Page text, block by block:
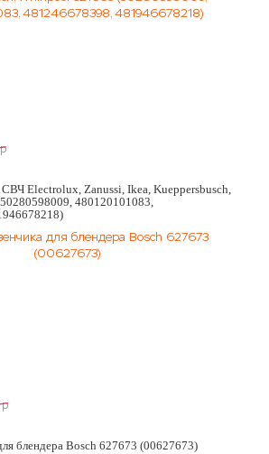
p
Electrolux, Zanussi, Ikea, Kueppersbusch,
480120101083,
p
блендера Bosch 627673 (00627673)